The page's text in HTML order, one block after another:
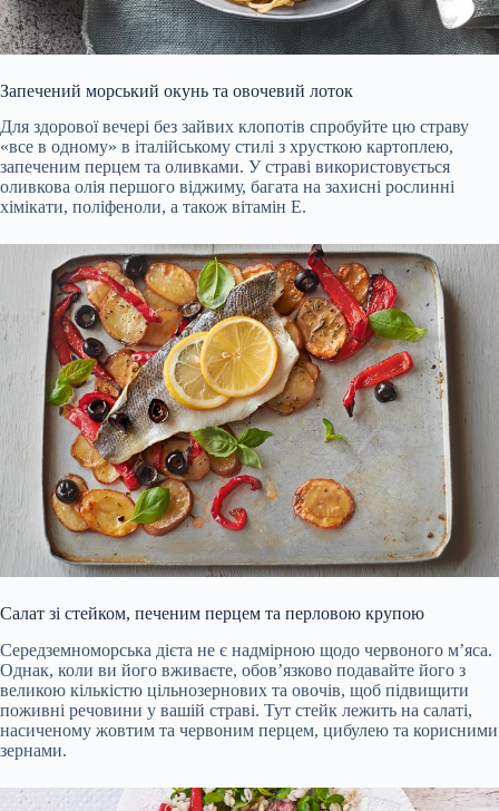
Запечений морський окунь та овочевий лоток
Для здорової вечері без зайвих клопотів спробуйте цю страву
«все в одному» в італійському стилі з хрусткою картоплею,
запеченим перцем та оливками. У страві використовується
оливкова олія першого віджиму, багата на захисні рослинні
хімікати, поліфеноли, а також вітамін Е.
Салат зі стейком, печеним перцем та перловою крупою
Середземноморська дієта не є надмірною щодо червоного м’яса.
Однак, коли ви його вживаєте, обов’язково подавайте його з
великою кількістю цільнозернових та овочів, щоб підвищити
поживні речовини у вашій страві. Тут стейк лежить на салаті,
насиченому жовтим та червоним перцем, цибулею та корисними
зернами.